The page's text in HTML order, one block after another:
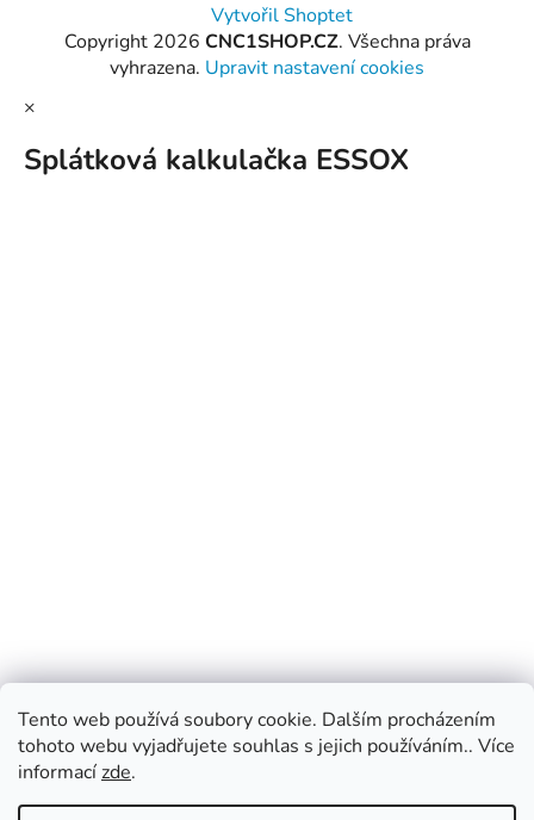
Tento web používá soubory cookie. Dalším procházením
tohoto webu vyjadřujete souhlas s jejich používáním.. Více
informacízde.
Vytvořil Shoptet
Copyright 2026 CNC1SHOP.CZ. Všechna práva
vyhrazena. Upravit nastavení cookies
×
Splátková kalkulačka ESSOX